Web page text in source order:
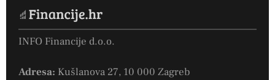
INFO Financije d.o.o.
Adresa: Kušlanova 27, 10 000 Zagreb